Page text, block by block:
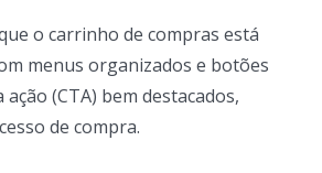
o carrinho de compras está
menus organizados e botões
(CTA) bem destacados,
de compra.